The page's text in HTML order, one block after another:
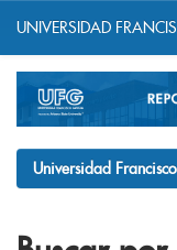
navigation
UNIVERSIDAD
Universidad